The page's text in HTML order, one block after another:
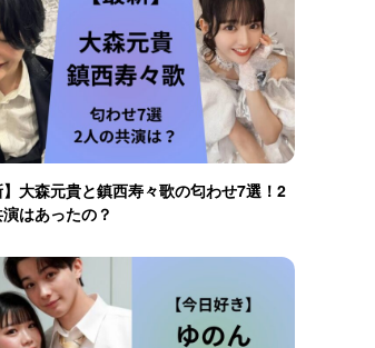
】大森元貴と鎮西寿々歌の匂わせ7選！2
演はあったの？